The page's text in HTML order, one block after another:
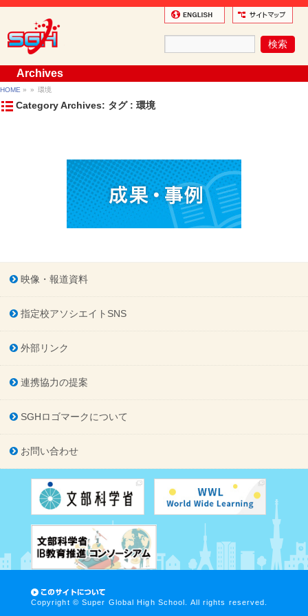
Archives
HOME » » 環境
Category Archives: タグ : 環境
映像・報道資料
指定校アソシエイトSNS
外部リンク
連携協力の提案
SGHロゴマークについて
お問い合わせ
Copyright © Super Global High School. All rights reserved.